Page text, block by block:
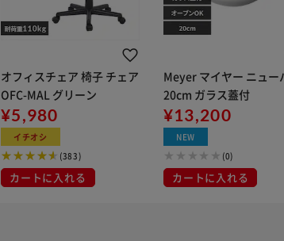
オフィスチェア 椅子 チェア
OFC-MAL グリーン
¥5,980
イチオシ
(383)
カートに入れる
Meyer マイヤー ニュー
20cm ガラス蓋付
¥13,200
NEW
(0)
カートに入れる